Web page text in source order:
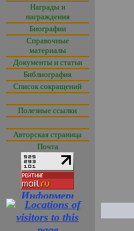
Награды и
награждения
Биографии
Справочные
материалы
Документы и статьи
Библиография
Список сокращений
Полезные ссылки
Авторская страница
Почта